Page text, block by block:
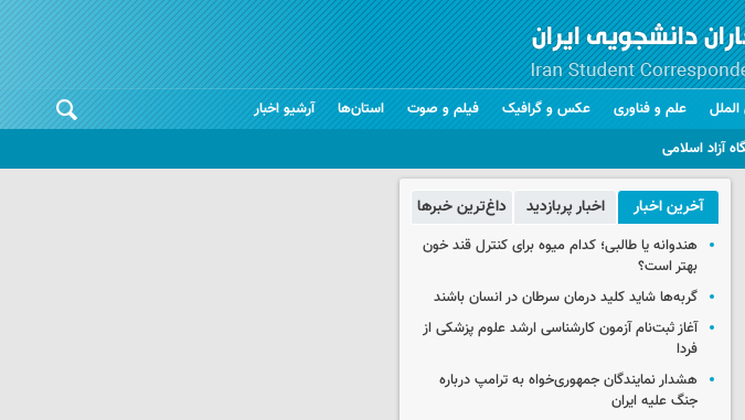
آزاد اسلامی
علم و فناوری عکس و گرافیک فیلم و صوت استان‌ها آرشیو اخبار
آخرین اخبار اخبار پربازدید داغ‌ترین خبرها
هندوانه یا طالبی؛ کدام‌ میوه برای کنترل قند خون
بهتر است؟
گربه‌ها شاید کلید درمان سرطان در انسان باشند
آغاز ثبت‌نام‌ آزمون کارشناسی ارشد علوم پزشکی از
فردا
هشدار نمایندگان جمهوری‌خواه به ترامپ درباره
جنگ علیه ایران